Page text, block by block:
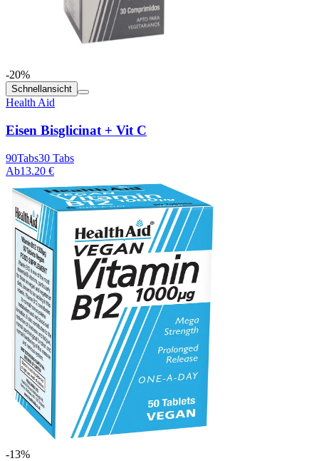
-20%
Schnellansicht
Health Aid
Eisen Bisglicinat + Vit C
90Tabs30 Tabs
Ab13.20 €
-13%